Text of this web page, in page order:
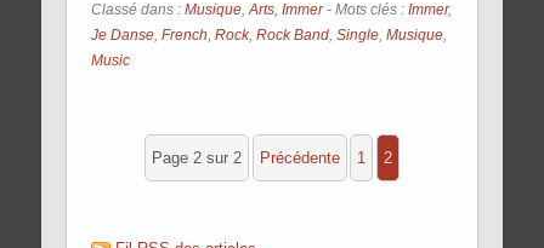
Classé dans : Musique, Arts, Immer- Mots clés : Immer,
Je Danse, French Rock, Rock Band, Single, Musique,
Music
Page 2 sur 2 précédente 1 2